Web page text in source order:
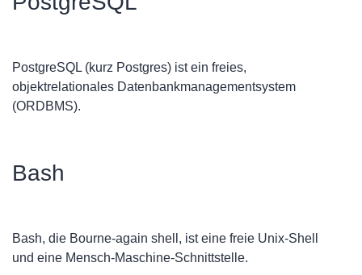
PostgreSQL (kurz Postgres) ist ein freies,
objektrelationales Datenbankmanagementsystem
(ORDBMS).
Bash
Bash, die Bourne-again shell, ist eine freie Unix-Shell
und eine Mensch-Maschine-Schnittstelle.